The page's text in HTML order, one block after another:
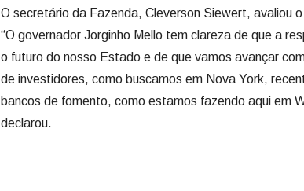
O secretário da Fazenda, Cleverson Siewert, avaliou
“O governador Jorginho Mello tem clareza de que a
o futuro do nosso Estado e de que vamos avançar
de investidores, como buscamos em Nova York,
bancos de fomento, como estamos fazendo aqui em
declarou.